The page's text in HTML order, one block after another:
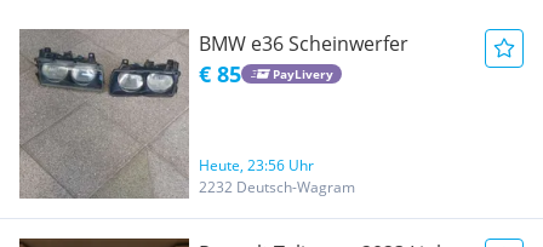
BMW e36 Scheinwerfer
€ 85 PayLivery
Heute, 23:56 Uhr
2232 Deutsch-Wagram